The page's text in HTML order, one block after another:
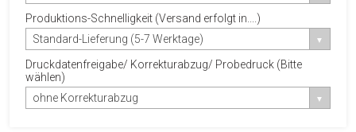
Produktions-Schnelligkeit (Versand erfolgt in....)
Standard-Lieferung (5-7 Werktage)
Druckdatenfreigabe/ Korrekturabzug/ Probedruck (Bitte
wählen)
ohne Korrekturabzug